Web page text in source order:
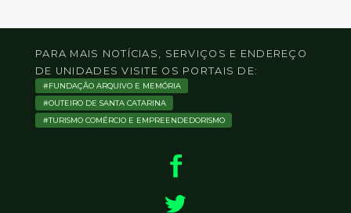
PARA MAIS NOTÍCIAS, SERVIÇOS E ENDEREÇO
DE UNIDADES VISITE OS PORTAIS DE:
FUNDAÇÃO ARQUIVO E MEMÓRIA
OUTEIRO DE SANTA CATARINA
TURISMO COMÉRCIO E EMPREENDEDORISMO